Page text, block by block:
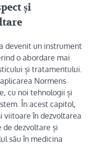
și
devenit un instrument
o abordare mai
și tratamentului.
Normens
cu noi tehnologii și
În acest capitol,
viitoare în dezvoltarea
de dezvoltare și
său în medicina